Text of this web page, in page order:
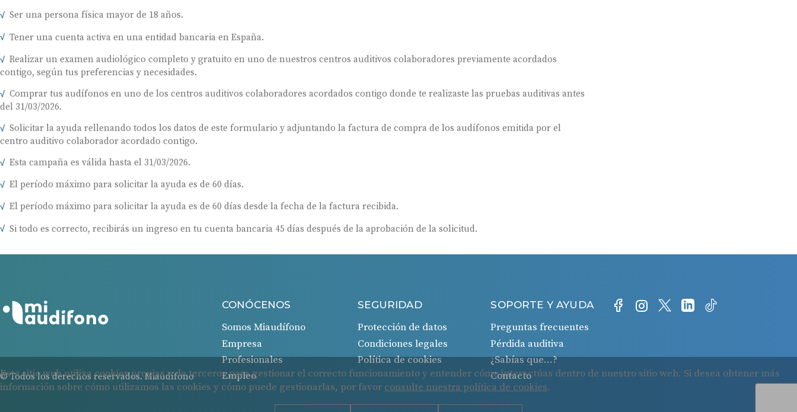
Ser una persona física mayor de 18 años.
Tener una cuenta activa en una entidad bancaria en España.
Realizar un examen audiológico completo y gratuito en uno de nuestros centros auditivos colaboradores previamente acordados
contigo, según tus preferencias y necesidades.
Comprar tus audífonos en uno de los centros auditivos colaboradores acordados contigo donde te realizaste las pruebas auditivas antes
del 31/03/2026.
Solicitar la ayuda rellenando todos los datos de este formulario y adjuntando la factura de compra de los audífonos emitida por el
centro auditivo colaborador acordado contigo.
Esta campaña es válida hasta el 31/03/2026.
El período máximo para solicitar la ayuda es de 60 días.
El período máximo para solicitar la ayuda es de 60 días desde la fecha de la factura recibida.
Si todo es correcto, recibirás un ingreso en tu cuenta bancaria 45 días después de la aprobación de la solicitud.
© Todos los derechos reservados. Miaudífono
CONÓCENOS
Somos Miaudífono
Empresa
Profesionales
Empleo
SEGURIDAD
Protección de datos
Condiciones legales
Política de cookies
SOPORTE Y AYUDA
Preguntas frecuentes
Pérdida auditiva
¿Sabías que…?
Contacto